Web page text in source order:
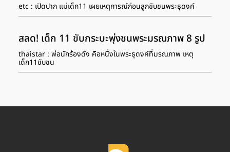
etc : เปิดปาก แม่เด็ก11 เผยเหตุการณ์ก่อนลูกขับชนพระธุดงค์
สลด! เด็ก 11 ขับกระบะพุ่งชนพระมรณภาพ 8 รูป
thaistar : พ่อนักร้องดัง คือหนึ่งในพระธุดงค์ที่มรณภาพ เหตุ
เด็ก11ขับชน